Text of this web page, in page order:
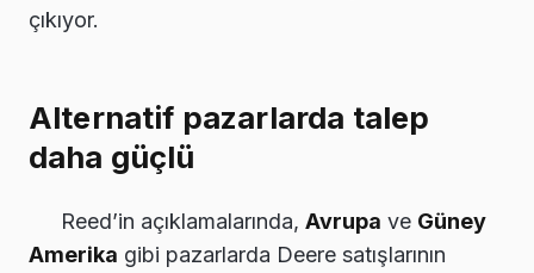
çıkıyor.
Alternatif pazarlarda talep
daha güçlü
Reed’in açıklamalarında, Avrupa ve Güney
Amerika gibi pazarlarda Deere satışlarının